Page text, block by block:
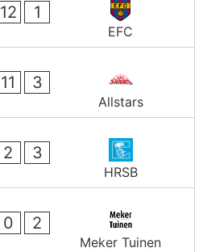
12 1
EFC
11 3
Allstars
2 3
HRSB
0 2
Meker Tuinen